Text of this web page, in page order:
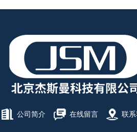
公司简介 在线留言 联